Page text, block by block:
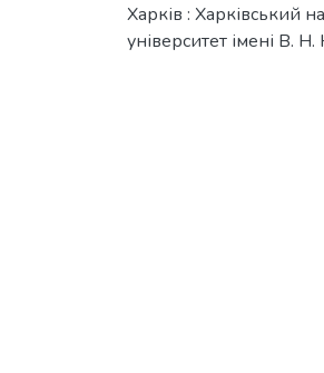
Харків : Харківський
університет імені В. Н.